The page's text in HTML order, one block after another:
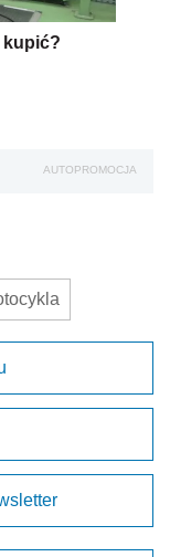
kupić?
AUTOPROMOCJA